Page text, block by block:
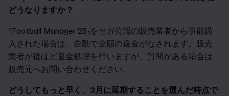
どうなりますか？
『Football Manager 25』をセガ公認の販売業者から事前購
入された場合は、自動で全額の返金がなされます。販売
業者が後ほど返金処理を行いますが、質問がある場合は
販売元へお問い合わせください。
どうしてもっと早く、3月に延期することを選んだ時点で